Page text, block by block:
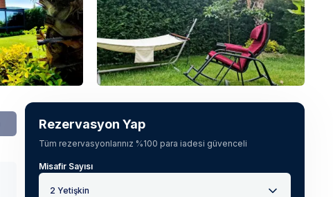
Tüm fotoğrafları gör
Rezervasyon Yap
Tüm rezervasyonlarınız %100 para iadesi güvenceli
Misafir Sayısı
2 Yetişkin